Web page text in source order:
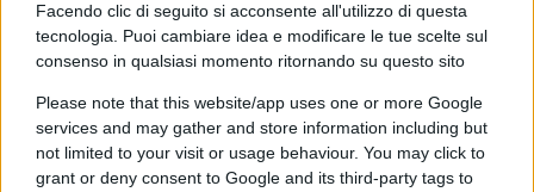
Facendo clic di seguito si acconsente all'utilizzo di questa
tecnologia. Puoi cambiare idea e modificare le tue scelte sul
consenso in qualsiasi momento ritornando su questo sito
Please note that this website/app uses one or more Google
services and may gather and store information including but
not limited to your visit or usage behaviour. You may click to
grant or deny consent to Google and its third-party tags to
di
Enrico Foscarini
13 Ottobre 2025, 17:00
4.3k